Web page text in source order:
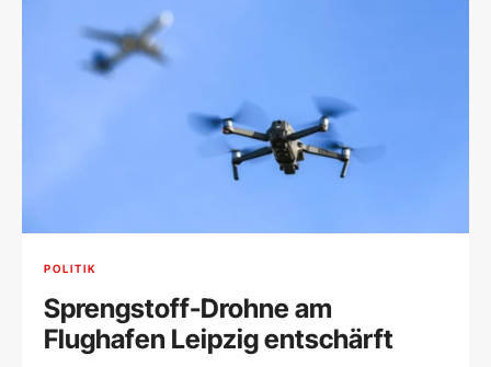
POLITIK
Sprengstoff-Drohne am
Flughafen Leipzig entschärft